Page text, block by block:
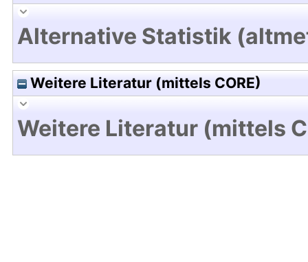
Alternative Statistik
Weitere Literatur (mittels CORE)
Weitere Literatur (mittels